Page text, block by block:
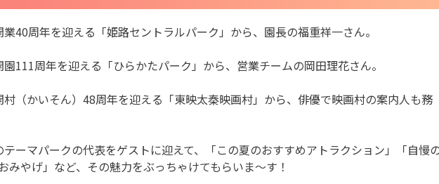
40周年を迎える「姫路セントラルパーク」から、園長の福重祥一さん。
111周年を迎える「ひらかたパーク」から、営業チームの岡田理花さん。
（かいそん）48周年を迎える「東映太秦映画村」から、俳優で映画村の案内人も務
ーマパークの代表をゲストに迎えて、「この夏のおすすめアトラクション」「自慢
みやげ」など、その魅力をぶっちゃけてもらいま～す！